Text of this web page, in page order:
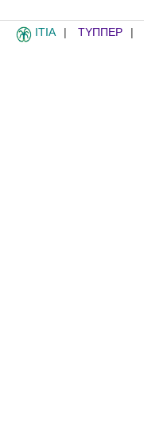
ITIA ΤΥΠΠΕΡ